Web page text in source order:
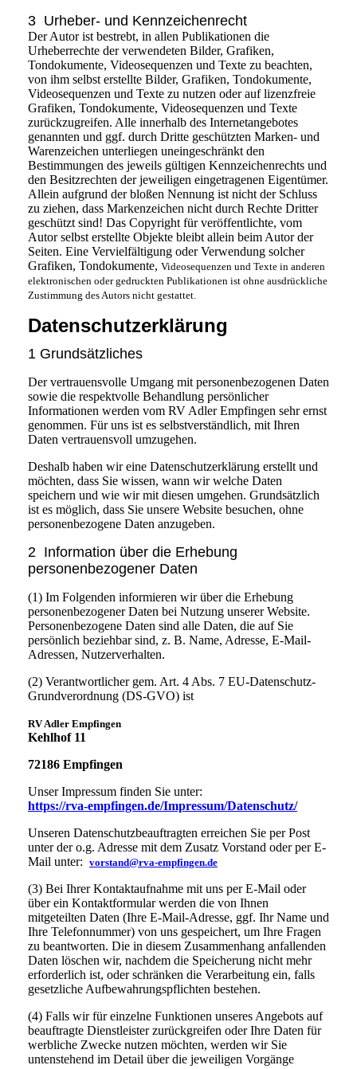
3 Urheber- und Kennzeichenrecht
Der Autor ist bestrebt, in allen Publikationen die
Urheberrechte der verwendeten Bilder, Grafiken,
Tondokumente, Videosequenzen und Texte zu beachten,
von ihm selbst erstellte Bilder, Grafiken, Tondokumente,
Videosequenzen und Texte zu nutzen oder auf lizenzfreie
Grafiken, Tondokumente, Videosequenzen und Texte
zurückzugreifen. Alle innerhalb des Internetangebotes
genannten und ggf. durch Dritte geschützten Marken- und
Warenzeichen unterliegen uneingeschränkt den
Bestimmungen des jeweils gültigen Kennzeichenrechts und
den Besitzrechten der jeweiligen eingetragenen Eigentümer.
Allein aufgrund der bloßen Nennung ist nicht der Schluss
zu ziehen, dass Markenzeichen nicht durch Rechte Dritter
geschützt sind! Das Copyright für veröffentlichte, vom
Autor selbst erstellte Objekte bleibt allein beim Autor der
Seiten. Eine Vervielfältigung oder Verwendung solcher
Grafiken, Tondokumente, Videosequenzen und Texte in anderen
elektronischen oder gedruckten Publikationen ist ohne ausdrückliche
Zustimmung des Autors nicht gestattet.
Datenschutzerklärung
1 Grundsätzliches
Der vertrauensvolle Umgang mit personenbezogenen Daten
sowie die respektvolle Behandlung persönlicher
Informationen werden vom RV Adler Empfingen sehr ernst
genommen. Für uns ist es selbstverständlich, mit Ihren
Daten vertrauensvoll umzugehen.
Deshalb haben wir eine Datenschutzerklärung erstellt und
möchten, dass Sie wissen, wann wir welche Daten
speichern und wie wir mit diesen umgehen. Grundsätzlich
ist es möglich, dass Sie unsere Website besuchen, ohne
personenbezogene Daten anzugeben.
2 Information über die Erhebung
personenbezogener Daten
(1) Im Folgenden informieren wir über die Erhebung
personenbezogener Daten bei Nutzung unserer Website.
Personenbezogene Daten sind alle Daten, die auf Sie
persönlich beziehbar sind, z. B. Name, Adresse, E-Mail-
Adressen, Nutzerverhalten.
(2) Verantwortlicher gem. Art. 4 Abs. 7 EU-Datenschutz-
Grundverordnung (DS-GVO) ist
RV Adler Empfingen
Kehlhof 11
72186 Empfingen
Unser Impressum finden Sie unter:
https://rva-empfingen.de/Impressum/Datenschutz/
Unseren Datenschutzbeauftragten erreichen Sie per Post
unter der o.g. Adresse mit dem Zusatz Vorstand oder per E-
Mail unter: vorstand@rva-empfingen.de
(3) Bei Ihrer Kontaktaufnahme mit uns per E-Mail oder
über ein Kontaktformular werden die von Ihnen
mitgeteilten Daten (Ihre E-Mail-Adresse, ggf. Ihr Name und
Ihre Telefonnummer) von uns gespeichert, um Ihre Fragen
zu beantworten. Die in diesem Zusammenhang anfallenden
Daten löschen wir, nachdem die Speicherung nicht mehr
erforderlich ist, oder schränken die Verarbeitung ein, falls
gesetzliche Aufbewahrungspflichten bestehen.
(4) Falls wir für einzelne Funktionen unseres Angebots auf
beauftragte Dienstleister zurückgreifen oder Ihre Daten für
werbliche Zwecke nutzen möchten, werden wir Sie
untenstehend im Detail über die jeweiligen Vorgänge